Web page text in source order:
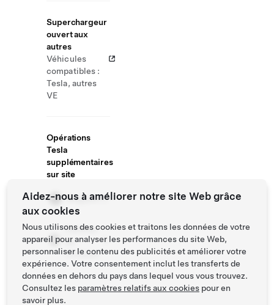
Superchargeur
ouvert aux
autres
Véhicules
compatibles :
Tesla, autres
VE
Opérations
Tesla
supplémentaires
sur site
Magasin
Centres
de
livraison
Aidez-nous à améliorer notre site Web grâce
aux cookies
Nous utilisons des cookies et traitons les données de votre
appareil pour analyser les performances du site Web,
personnaliser le contenu des publicités et améliorer votre
expérience. Votre consentement inclut les transferts de
données en dehors du pays dans lequel vous vous trouvez.
Consultez les paramètres relatifs aux cookies pour en
savoir plus.